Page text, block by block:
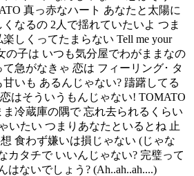
真っ赤なハート あなたと太陽に
なるの 2人で揺れていたいよ つま
しくってたまらない Tell me your
の子は いつも気分屋でわがままなの
て急がなきゃ 恋は フィーリング･ タ
いも あるんじゃない? 躊躇してる
はそういうもんじゃない! TOMATO
冷蔵庫の隅で 忘れ去られるくらい
いたい つまりあなたといるとね 止
食わず嫌いは損じゃない (じゃな
カタチで いいんじゃない? 完璧って
はないでしょう? (Ah..ah..ah....)